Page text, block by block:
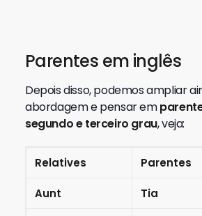
Parentes em inglês
Depois disso, podemos ampliar
abordagem e pensar em
segundo e terceiro grau, veja:
Relatives Parentes
Aunt Tia